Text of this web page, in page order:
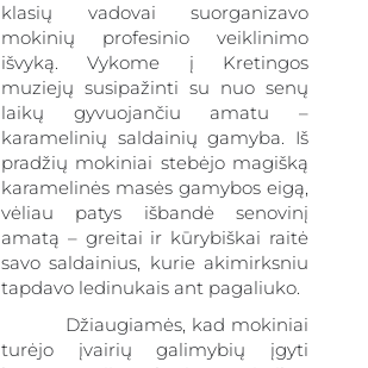
klasių vadovai suorganizavo
mokinių profesinio veiklinimo
išvyką. Vykome į Kretingos
muziejų susipažinti su nuo senų
laikų gyvuojančiu amatu –
karamelinių saldainių gamyba. Iš
pradžių mokiniai stebėjo magišką
karamelinės masės gamybos eigą,
vėliau patys išbandė senovinį
amatą – greitai ir kūrybiškai raitė
savo saldainius, kurie akimirksniu
tapdavo ledinukais ant pagaliuko.
Džiaugiamės, kad mokiniai
turėjo įvairių galimybių įgyti